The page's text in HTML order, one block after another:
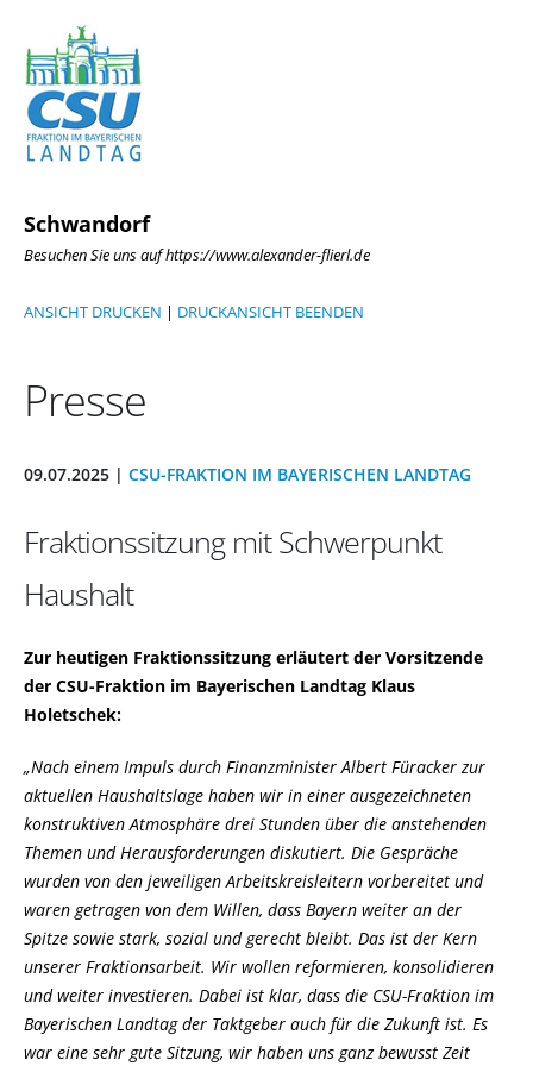
Schwandorf
Besuchen Sie uns auf https://www.alexander-flierl.de
ANSICHT DRUCKEN | DRUCKANSICHT BEENDEN
Presse
09.07.2025 | CSU-FRAKTION IM BAYERISCHEN LANDTAG
Fraktionssitzung mit Schwerpunkt
Haushalt
Zur heutigen Fraktionssitzung erläutert der Vorsitzende
der CSU-Fraktion im Bayerischen Landtag Klaus
Holetschek:
Nach einem Impuls durch Finanzminister Albert Füracker zur
aktuellen Haushaltslage haben wir in einer ausgezeichneten
konstruktiven Atmosphäre drei Stunden über die anstehenden
Themen und Herausforderungen diskutiert. Die Gespräche
wurden von den jeweiligen Arbeitskreisleitern vorbereitet und
waren getragen von dem Willen, dass Bayern weiter an der
Spitze sowie stark, sozial und gerecht bleibt. Das ist der Kern
unserer Fraktionsarbeit. Wir wollen reformieren, konsolidieren
und weiter investieren. Dabei ist klar, dass die CSU-Fraktion im
Bayerischen Landtag der Taktgeber auch für die Zukunft ist. Es
war eine sehr gute Sitzung, wir haben uns ganz bewusst Zeit